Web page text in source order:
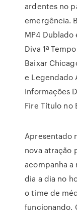
ardentes no
emergência.
MP4 Dublado
Diva 1ª
Baixar
e Legendado
Informações
Fire Título no
Apresentado
nova atração
acompanha
dia a dia no
o time de
funcionando.